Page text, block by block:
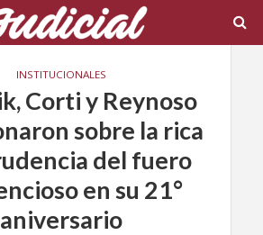
INSTITUCIONALES
Corti y Reynoso
sobre la rica
del fuero
en su 21°
aniversario